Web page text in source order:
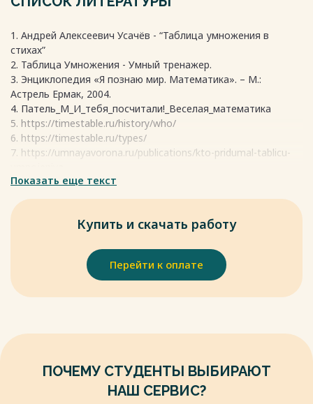
таблицей возрастом около 2700 лет. Есть еще
предположение, что таблица из Китая с караванами
попала в Индию, а потом пропутешествовала в Азию.
А так выглядела таблица умножения в древнем Китае.
Полоски из бамбука, собранные в правильном порядке,
которые показывают таблицу умножения до 99.
Каждая полоска имеет 7-12 мм в ширину и 50 см в длину,
на которой черной тушью нанесена вертикальная линия
Открытие таблицы умножения приписывают Пифагору,
поэтому в России и в Европе таблицу умножения называют
«таблица Пифагора». На самом деле впервые таблицу в
привычном для нас виде изобразил Никомах Герасский,
греческий учёный, и только потом её стали связывать с
именем Пифагора.
Весь текст будет доступен
1. Андрей Алексеевич Усачёв - “Таблица умножения в
стихах”
2. Таблица Умножения - Умный тренажер.
3. Энциклопедия «Я познаю мир. Математика». – М.:
Астрель Ермак, 2004.
4. Патель_М_И_тебя_посчитали!_Веселая_математика
5. https://timestable.ru/history/who/
6. https://timestable.ru/types/
7. https://umnayavorona.ru/publications/kto-pridumal-tablicu-
Показать еще текст
Купить и скачать работу
Перейти к оплате
ПОЧЕМУ СТУДЕНТЫ ВЫБИРАЮТ
НАШ СЕРВИС?